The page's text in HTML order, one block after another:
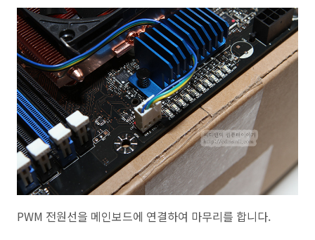
PWM 전원선을 메인보드에 연결하여 마무리를 합니다.